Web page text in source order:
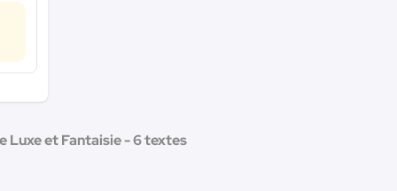
Luxe et Fantaisie - 6 textes